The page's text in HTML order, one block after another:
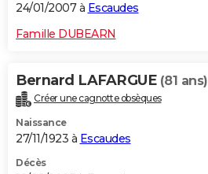
24/01/2007 à Escaudes
Famille DUBEARN
Bernard LAFARGUE (81 ans)
Créer une cagnotte obsèques
Naissance
27/11/1923 à Escaudes
Décès